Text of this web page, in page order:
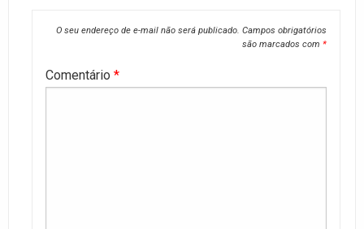
O seu endereço de e-mail não será publicado. Campos obrigatórios
são marcados com *
Comentário *